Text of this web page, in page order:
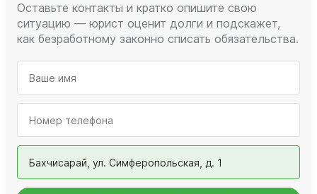
Оставьте контакты и кратко опишите свою
ситуацию — юрист оценит долги и подскажет,
как безработному законно списать обязательства.
Бахчисарай, ул. Симферопольская, д. 1